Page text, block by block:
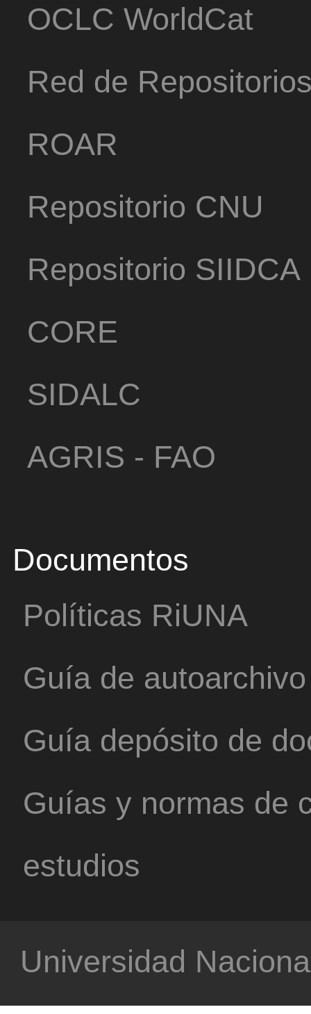
OCLC WorldCat
Red de
ROAR
Repositorio CNU
Repositorio SIIDCA
CORE
SIDALC
AGRIS - FAO
Documentos
Políticas RiUNA
Guía de autoarchivo
Guía depósito de
Guías y normas de
estudios
Universidad